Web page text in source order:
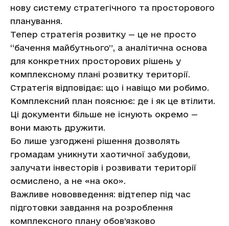
нову систему стратегічного та просторового
планування.
Тепер стратегія розвитку — це не просто
“бачення майбутнього”, а аналітична основа
для конкретних просторових рішень у
комплексному плані розвитку території.
Стратегія відповідає: що і навіщо ми робимо.
Комплексний план пояснює: де і як це втілити.
Ці документи більше не існують окремо —
вони мають дружити.
Бо лише узгоджені рішення дозволять
громадам уникнути хаотичної забудови,
залучати інвесторів і розвивати території
осмислено, а не «на око».
Важливе нововведення: відтепер під час
підготовки завдання на розроблення
комплексного плану обов’язково